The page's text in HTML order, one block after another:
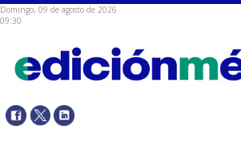
Domingo, 09 de agosto de 2026
09:30